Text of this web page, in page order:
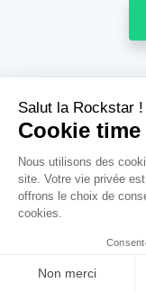
Kickstart your data
NDA : 11922370892